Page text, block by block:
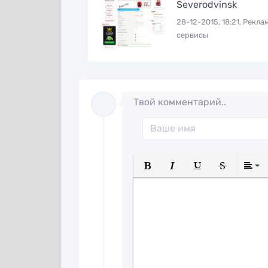
Severodvinsk
28-12-2015, 18:21,
сервисы
Твой комментарий..
Полужирный
Курсив